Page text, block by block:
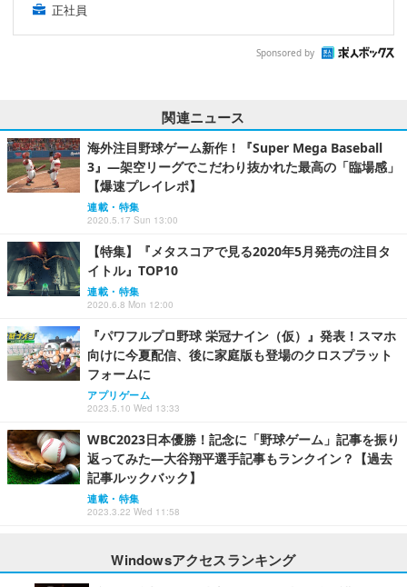
正社員
Sponsored by
関連ニュース
海外注目野球ゲーム新作！『Super Mega Baseball
3』―架空リーグでこだわり抜かれた最高の「臨場感」
【爆速プレイレポ】
連載・特集
2020.5.17 Sun 13:00
【特集】『メタスコアで見る2020年5月発売の注目タ
イトル』TOP10
連載・特集
2020.6.8 Mon 12:00
『パワフルプロ野球 栄冠ナイン（仮）』発表！スマホ
向けに今夏配信、後に家庭版も登場のクロスプラット
フォームに
アプリゲーム
2023.5.10 Wed 13:33
WBC2023日本優勝！記念に「野球ゲーム」記事を振り
返ってみた―大谷翔平選手記事もランクイン？【過去
記事ルックバック】
連載・特集
2023.3.22 Wed 11:58
Windowsアクセスランキング